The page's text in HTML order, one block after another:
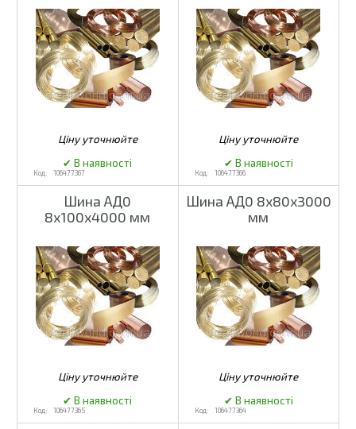
106477367 106477366
Шина АД0
8х100х4000 мм
106477365
Шина АД0 8х80х3000
мм
106477364